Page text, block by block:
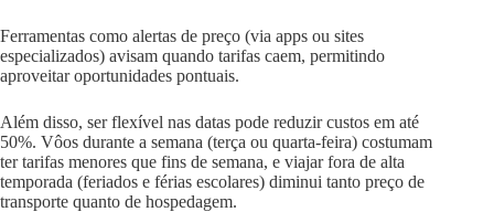
Ferramentas como alertas de preço (via apps ou sites
especializados) avisam quando tarifas caem, permitindo
aproveitar oportunidades pontuais.
Além disso, ser flexível nas datas pode reduzir custos em até
50%. Vôos durante a semana (terça ou quarta-feira) costumam
ter tarifas menores que fins de semana, e viajar fora de alta
temporada (feriados e férias escolares) diminui tanto preço de
transporte quanto de hospedagem.